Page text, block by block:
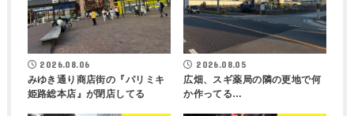
2026.08.06
みゆき通り商店街の『パリミキ
姫路総本店』が閉店してる
2026.08.05
広畑、スギ薬局の隣の更地で何
か作ってる…